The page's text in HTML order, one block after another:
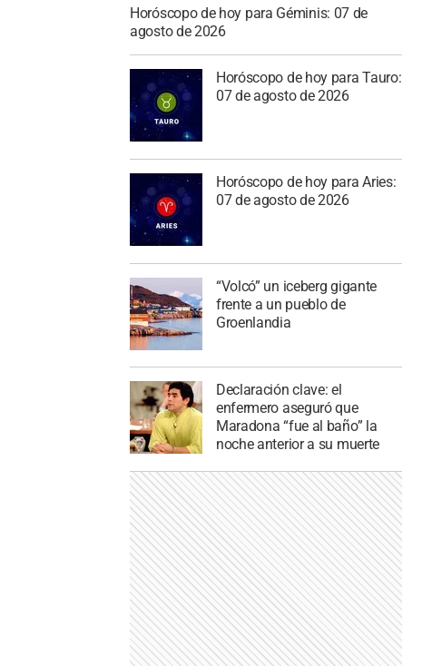
Horóscopo de hoy para Géminis: 07 de
agosto de 2026
Horóscopo de hoy para Tauro:
07 de agosto de 2026
Horóscopo de hoy para Aries:
07 de agosto de 2026
“Volcó” un iceberg gigante
frente a un pueblo de
Groenlandia
Declaración clave: el
enfermero aseguró que
Maradona “fue al baño” la
noche anterior a su muerte